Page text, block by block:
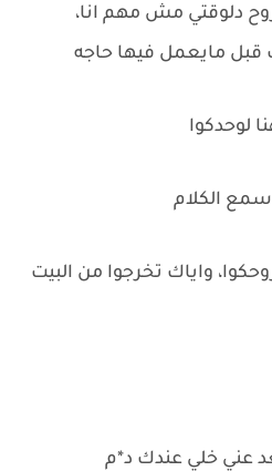
روح دلوقتي مش مهم انا،
قبل مايعمل فيها حاجه
لوحدكوا
الكلام
واياك تخرجوا من البيت
عني خلي عندك د*م